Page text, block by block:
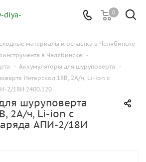
0
материалы и оснастка в Челябинске
в Челябинске -
- Аккумуляторы для шуруповерта
-
Интерскол 18В, 2А/ч, Li-ion с
2/18И 2400.120
шуруповерта
2А/ч, Li-ion с
АПИ-2/18И